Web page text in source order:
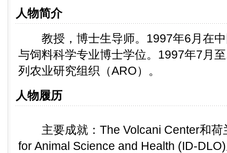
人物简介
教授，博士生导师。1997年6月在中
与饲料科学专业博士学位。1997年7月
列农业研究组织（ARO）。
人物履历
主要成就：The Volcani Center和荷
for Animal Science and Health (ID-